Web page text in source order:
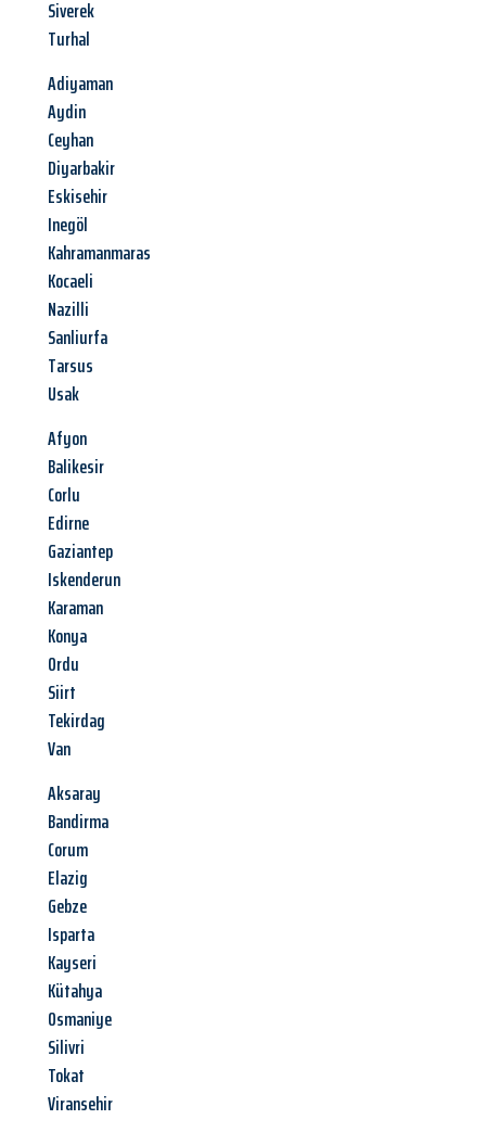
Siverek
Turhal
Adiyaman
Aydin
Ceyhan
Diyarbakir
Eskisehir
Inegöl
Kahramanmaras
Kocaeli
Nazilli
Sanliurfa
Tarsus
Usak
Afyon
Balikesir
Corlu
Edirne
Gaziantep
Iskenderun
Karaman
Konya
Ordu
Siirt
Tekirdag
Van
Aksaray
Bandirma
Corum
Elazig
Gebze
Isparta
Kayseri
Kütahya
Osmaniye
Silivri
Tokat
Viransehir